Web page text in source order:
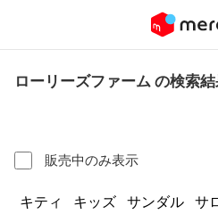
ローリーズファーム の検索
販売中のみ表示
キティ キッズ サンダル
サ